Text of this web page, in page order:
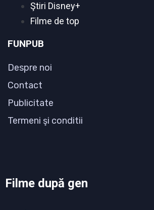
Ştiri Disney+
Filme de top
FUNPUB
Despre noi
Contact
Publicitate
Termeni şi conditii
Filme după gen